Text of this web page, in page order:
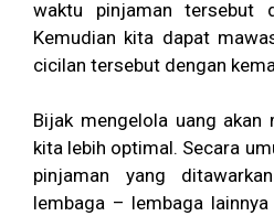
waktu pinjaman tersebut
Kemudian kita dapat
cicilan tersebut dengan
Bijak mengelola uang akan
kita lebih optimal. Secara
pinjaman yang
lembaga – lembaga